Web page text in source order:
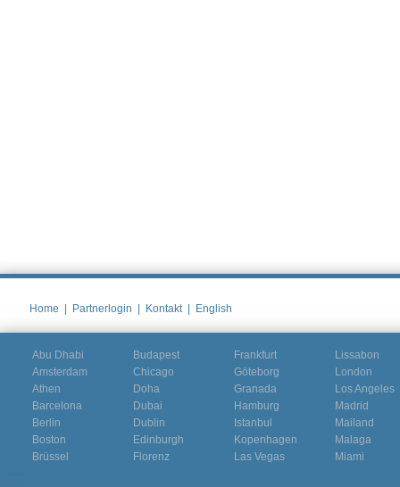
Home Partnerlogin Kontakt English
Abu Dhabi
Amsterdam
Athen
Barcelona
Berlin
Boston
Brüssel
Budapest
Chicago
Doha
Dubai
Dublin
Edinburgh
Florenz
Frankfurt
Göteborg
Granada
Hamburg
Istanbul
Kopenhagen
Las Vegas
Lissabon
London
Los Angeles
Madrid
Mailand
Malaga
Miami